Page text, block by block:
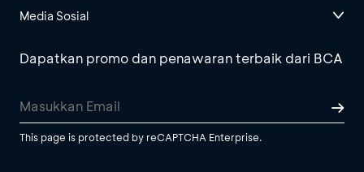
Media Sosial
Dapatkan promo dan penawaran terbaik dari BCA
This page is protected by reCAPTCHA Enterprise.